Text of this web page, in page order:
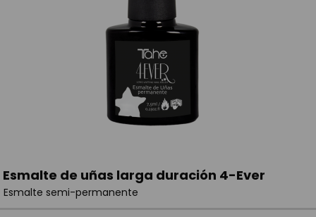
Esmalte de uñas larga duración 4-Ever
Esmalte semi-permanente